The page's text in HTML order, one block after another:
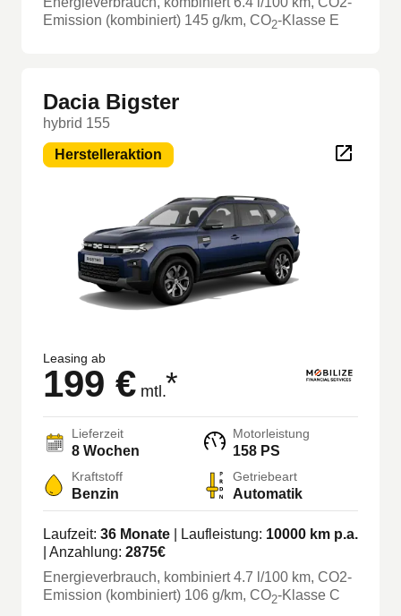
Emission (kombiniert) 145 g/km, CO2-Klasse E
Dacia Bigster
hybrid 155
Herstelleraktion
Leasing ab
199 € mtl.*
Lieferzeit
8 Wochen
Motorleistung
158 PS
Kraftstoff
Benzin
Getriebeart
Automatik
Laufzeit: 36 Monate | Laufleistung: 10000 km p.a.
| Anzahlung: 2875€
Energieverbrauch, kombiniert4.7 l/100 km, CO2-
Emission (kombiniert) 106 g/km, CO2-Klasse C